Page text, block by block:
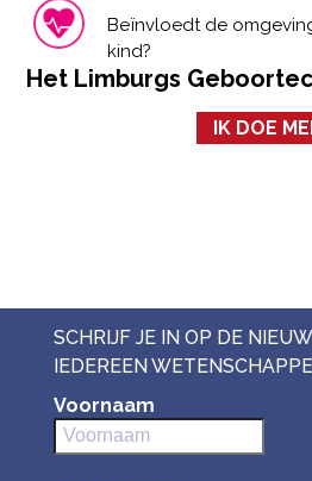
Beïnvloedt de
kind?
Het Limburgs
IK DOE
SCHRIJF JE IN OP DE
IEDEREEN
Voornaam